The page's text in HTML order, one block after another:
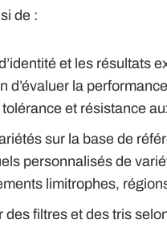
de :
et les résultats
d’évaluer la
et résistance
sur la base de
personnalisés de
limitrophes,
des filtres et des tris